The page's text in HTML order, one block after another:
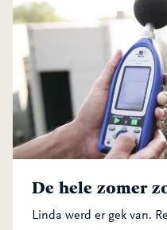
De hele zomer
Linda werd er gek van.